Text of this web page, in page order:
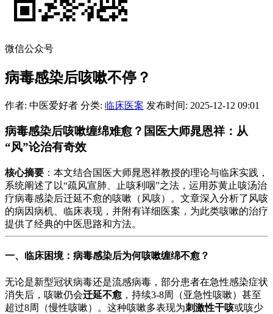
微信公众号
病毒感染后咳嗽不停？
作者: 中医爱好者 分类: 临床医案 发布时间: 2025-12-12 09:01
病毒感染后咳嗽缠绵难愈？国医大师晁恩祥：从
“风”论治有奇效
核心摘要 ：本文结合国医大师晁恩祥教授的理论与临床实践，
系统阐述了以“疏风宣肺、止咳利咽”之法，运用苏黄止咳汤治
疗病毒感染后迁延不愈的咳嗽（风咳）。文章深入分析了风咳
的病因病机、临床表现，并附有详细医案，为此类咳嗽的治疗
提供了经典的中医思路和方法。
一、临床困境：病毒感染后为何咳嗽缠绵不愈？
无论是新型冠状病毒还是流感病毒，部分患者在急性感染症状
消失后，咳嗽仍会迁延不愈 ，持续3-8周（亚急性咳嗽）甚至
超过8周（慢性咳嗽）。这种咳嗽多表现为刺激性干咳或咳少